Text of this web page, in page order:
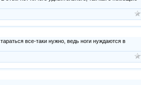
все-таки нужно, ведь ноги нуждаются в